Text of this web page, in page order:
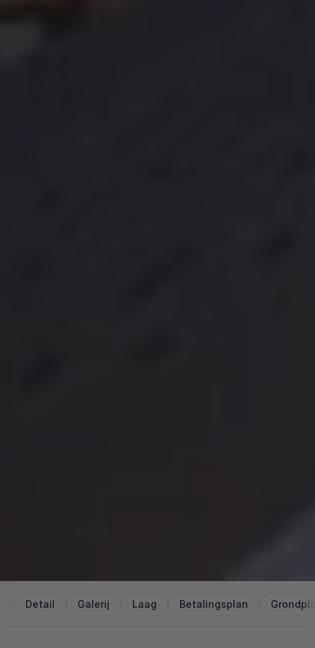
Detail Galerij Laag Betalingsplan